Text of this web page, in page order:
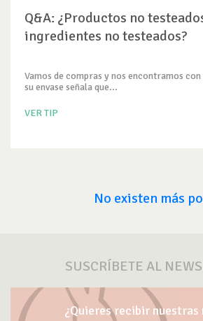
Q&A: ¿Productos no
ingredientes no testeados?
Vamos de compras y nos encontramos
su envase señala que...
VER TIP
No existen más
SUSCRÍBETE AL
¿Quieres recibir nuestras